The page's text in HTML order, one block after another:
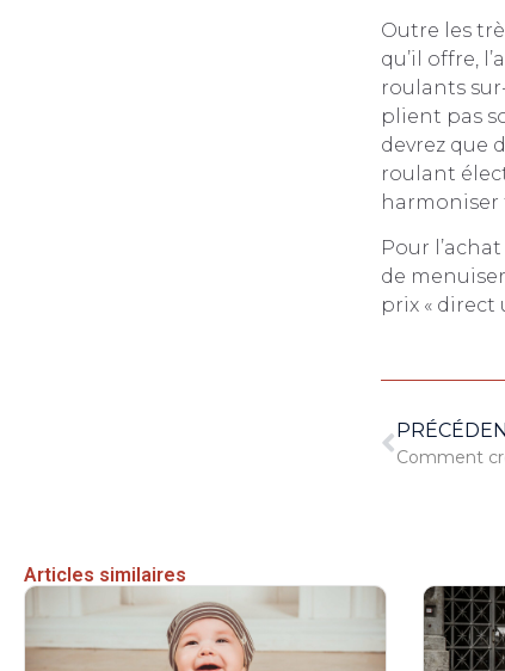
Outre les
qu’il offre,
roulants
plient pas
devrez que
roulant
harmoniser
Pour
de
prix « direct
Comment
Articles similaires